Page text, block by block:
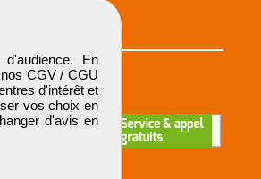
En
CGV / CGU
d'intérêt et
vos choix en
d'avis en